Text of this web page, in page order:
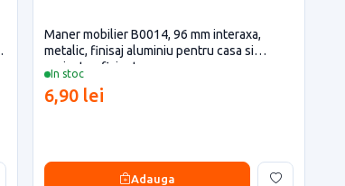
In stoc
Maner mobilier B0014, 96 mm interaxa,
metalic, finisaj aluminiu pentru casa si
proiecte eficiente
6,90 lei
Adauga